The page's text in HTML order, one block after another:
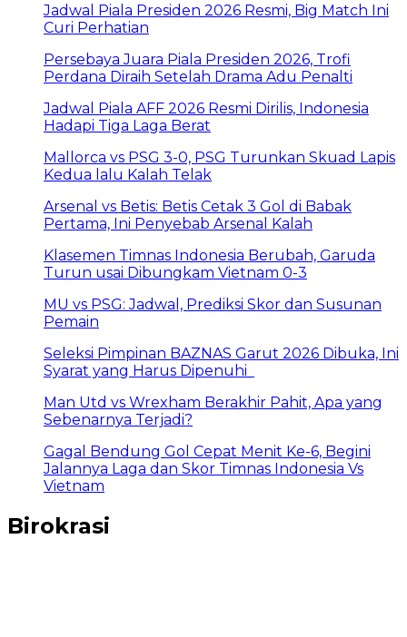
Jadwal Piala Presiden 2026 Resmi, Big Match Ini
Curi Perhatian
Persebaya Juara Piala Presiden 2026, Trofi
Perdana Diraih Setelah Drama Adu Penalti
Jadwal Piala AFF 2026 Resmi Dirilis, Indonesia
Hadapi Tiga Laga Berat
Mallorca vs PSG 3-0, PSG Turunkan Skuad Lapis
Kedua lalu Kalah Telak
Arsenal vs Betis: Betis Cetak 3 Gol di Babak
Pertama, Ini Penyebab Arsenal Kalah
Klasemen Timnas Indonesia Berubah, Garuda
Turun usai Dibungkam Vietnam 0-3
MU vs PSG: Jadwal, Prediksi Skor dan Susunan
Pemain
Seleksi Pimpinan BAZNAS Garut 2026 Dibuka, Ini
Syarat yang Harus Dipenuhi
Man Utd vs Wrexham Berakhir Pahit, Apa yang
Sebenarnya Terjadi?
Gagal Bendung Gol Cepat Menit Ke-6, Begini
Jalannya Laga dan Skor Timnas Indonesia Vs
Vietnam
Birokrasi